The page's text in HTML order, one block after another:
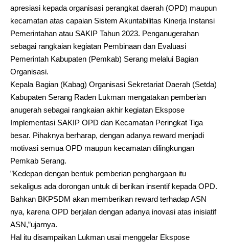
apresiasi kepada organisasi perangkat daerah (OPD) maupun
kecamatan atas capaian Sistem Akuntabilitas Kinerja Instansi
Pemerintahan atau SAKIP Tahun 2023. Penganugerahan
sebagai rangkaian kegiatan Pembinaan dan Evaluasi
Pemerintah Kabupaten (Pemkab) Serang melalui Bagian
Organisasi.
Kepala Bagian (Kabag) Organisasi Sekretariat Daerah (Setda)
Kabupaten Serang Raden Lukman mengatakan pemberian
anugerah sebagai rangkaian akhir kegiatan Ekspose
Implementasi SAKIP OPD dan Kecamatan Peringkat Tiga
besar. Pihaknya berharap, dengan adanya reward menjadi
motivasi semua OPD maupun kecamatan dilingkungan
Pemkab Serang.
”Kedepan dengan bentuk pemberian penghargaan itu
sekaligus ada dorongan untuk di berikan insentif kepada OPD.
Bahkan BKPSDM akan memberikan reward terhadap ASN
nya, karena OPD berjalan dengan adanya inovasi atas inisiatif
ASN,”ujarnya.
Hal itu disampaikan Lukman usai menggelar Ekspose